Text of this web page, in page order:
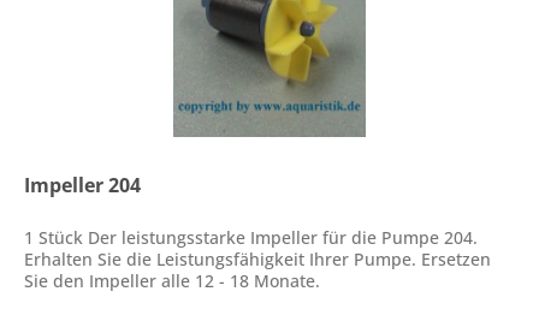
Impeller 204
1 Stück Der leistungsstarke Impeller für die Pumpe 204.
Erhalten Sie die Leistungsfähigkeit Ihrer Pumpe. Ersetzen
Sie den Impeller alle 12 - 18 Monate.